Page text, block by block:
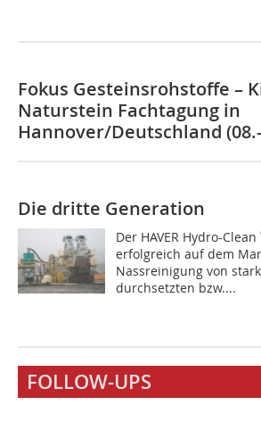
Fokus Gesteinsrohstoffe –
Naturstein Fachtagung in
Hannover/Deutschland
Die dritte Generation
Der HAVER Hydro-Clean
erfolgreich auf dem
Nassreinigung von
durchsetzten bzw....
FOLLOW-UPS